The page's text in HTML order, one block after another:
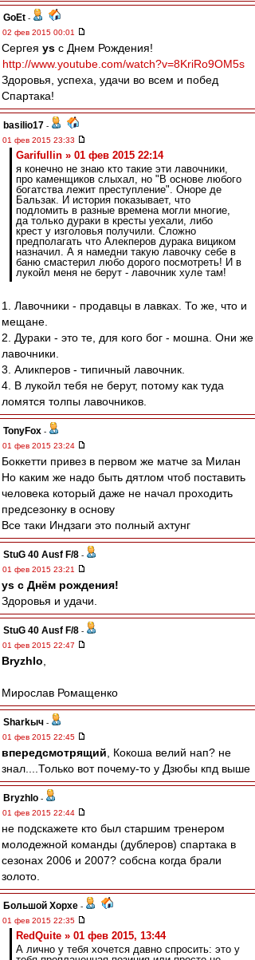
GoEt -
02 фев 2015 00:01
Сергея ys с Днем Рождения!
http://www.youtube.com/watch?v=8KriRo9OM5s
Здоровья, успеха, удачи во всем и побед
Спартака!
basilio17 -
01 фев 2015 23:33
Garifullin » 01 фев 2015 22:14
я конечно не знаю кто такие эти лавочники,
про каменщиков слыхал, но "В основе любого
богатства лежит преступление". Оноре де
Бальзак. И история показывает, что
подломить в разные времена могли многие,
да только дураки в кресты уехали, либо
крест у изголовья получили. Сложно
предполагать что Алекперов дурака вициком
назначил. А я намедни такую лавочку себе в
баню смастерил любо дорого посмотреть! И в
лукойл меня не берут - лавочник хуле там!
1. Лавочники - продавцы в лавках. То же, что и
мещане.
2. Дураки - это те, для кого бог - мошна. Они же
лавочники.
3. Аликперов - типичный лавочник.
4. В лукойл тебя не берут, потому как туда
ломятся толпы лавочников.
TonyFox -
01 фев 2015 23:24
Боккетти привез в первом же матче за Милан
Но каким же надо быть дятлом чтоб поставить
человека который даже не начал проходить
предсезонку в основу
Все таки Индзаги это полный ахтунг
StuG 40 Ausf F/8 -
01 фев 2015 23:21
ys с Днём рождения!
Здоровья и удачи.
StuG 40 Ausf F/8 -
01 фев 2015 22:47
Bryzhlo
Мирослав Ромащенко
Sharkыч -
01 фев 2015 22:45
впередсмотрящий , Кокоша велий нап? не
знал....Только вот почему-то у Дзюбы кпд выше
Bryzhlo -
01 фев 2015 22:44
не подскажете кто был старшим тренером
молодежной команды (дублеров) спартака в
сезонах 2006 и 2007? собсна когда брали
золото.
Большой Хорхе -
01 фев 2015 22:35
RedQuite » 01 фев 2015, 13:44
А лично у тебя хочется давно спросить: это у